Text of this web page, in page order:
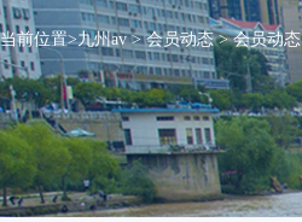
当前位置>九州av>会员动态>会员动态